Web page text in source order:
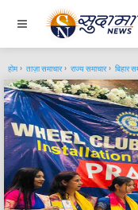
होम ताज़ा समाचार राज्य समाचार बिहार